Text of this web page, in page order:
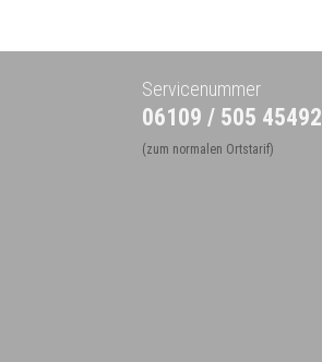
Servicenummer
06109 / 505 45492
(zum normalen Ortstarif)